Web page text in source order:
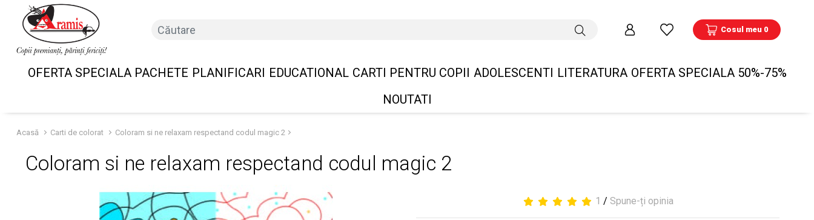
Cosul meu 0
OFERTA SPECIALA PACHETE PLANIFICARI EDUCATIONAL CARTI PENTRU COPII ADOLESCENTI LITERATURA OFERTA SPECIALA 50%-75%
NOUTATI
Acasă Carti de colorat Coloram si ne relaxam respectand codul magic 2
Coloram si ne relaxam respectand codul magic 2
1 / Spune-ți opinia